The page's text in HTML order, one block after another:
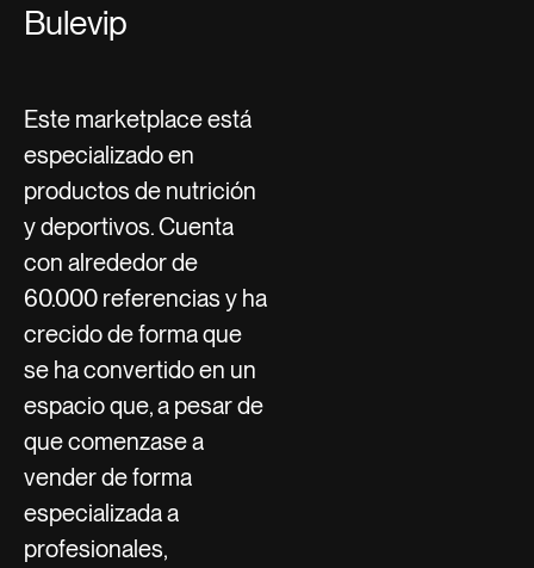
Bulevip
Este marketplace está
especializado en
productos de nutrición
y deportivos. Cuenta
con alrededor de
60.000 referencias y ha
crecido de forma que
se ha convertido en un
espacio que, a pesar de
que comenzase a
vender de forma
especializada a
profesionales,